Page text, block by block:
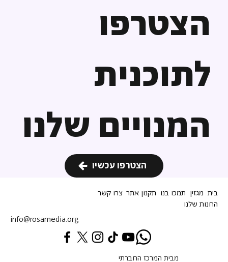
הצטרפו
לתוכנית
המנויים שלנו
הצטרפו עכשיו
info@rosamedia.org
בית מגזין תמכו בנו תקנון אתר צרו קשר
החנות שלנו
מבית המרכז החברתי